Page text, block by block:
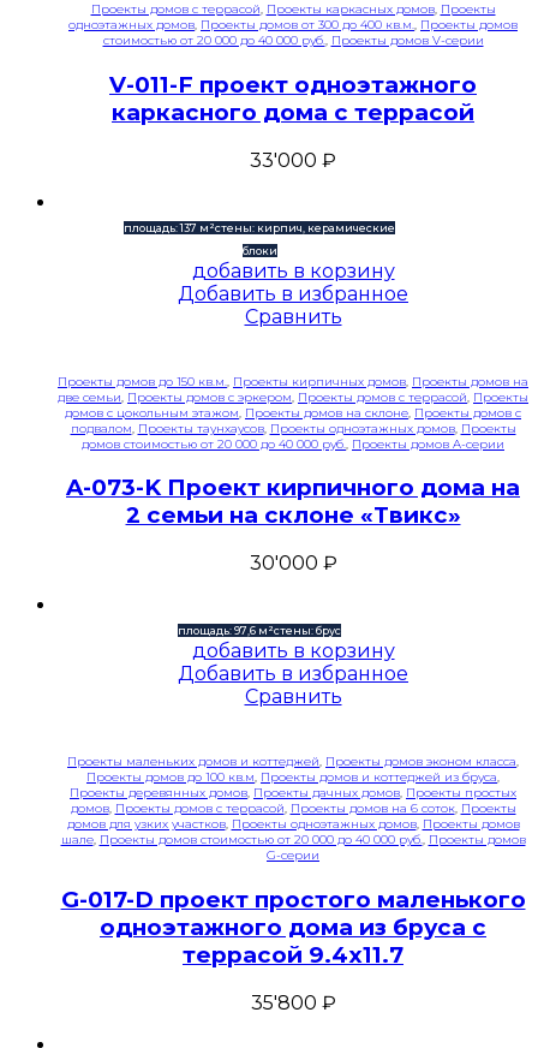
Проекты домов с террасой, Проекты каркасных домов, Проекты
одноэтажных домов, Проекты домов от 300 до 400 кв.м., Проекты домов
стоимостью от 20 000 до 40 000 руб., Проекты домов V-серии
V-011-F проект одноэтажного
каркасного дома с террасой
33'000 ₽
площадь: 137 м²стены: кирпич, керамические
блоки
добавить в корзину
Добавить в избранное
Сравнить
Проекты домов до 150 кв.м., Проекты кирпичных домов, Проекты домов на
две семьи, Проекты домов с эркером, Проекты домов с террасой, Проекты
домов с цокольным этажом, Проекты домов на склоне, Проекты домов с
подвалом, Проекты таунхаусов, Проекты одноэтажных домов, Проекты
домов стоимостью от 20 000 до 40 000 руб., Проекты домов A-серии
A-073-K Проект кирпичного дома на
2 семьи на склоне «Твикс»
30'000 ₽
площадь: 97,6 м²стены: брус
добавить в корзину
Добавить в избранное
Сравнить
Проекты маленьких домов и коттеджей, Проекты домов эконом класса,
Проекты домов до 100 кв.м, Проекты домов и коттеджей из бруса,
Проекты деревянных домов, Проекты дачных домов, Проекты простых
домов, Проекты домов с террасой, Проекты домов на 6 соток, Проекты
домов для узких участков, Проекты одноэтажных домов, Проекты домов
шале, Проекты домов стоимостью от 20 000 до 40 000 руб., Проекты домов
G-серии
G-017-D проект простого маленького
одноэтажного дома из бруса с
террасой 9.4х11.7
35'800 ₽